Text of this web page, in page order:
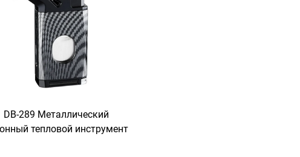
DB-289 Металлический
тепловой инструмент